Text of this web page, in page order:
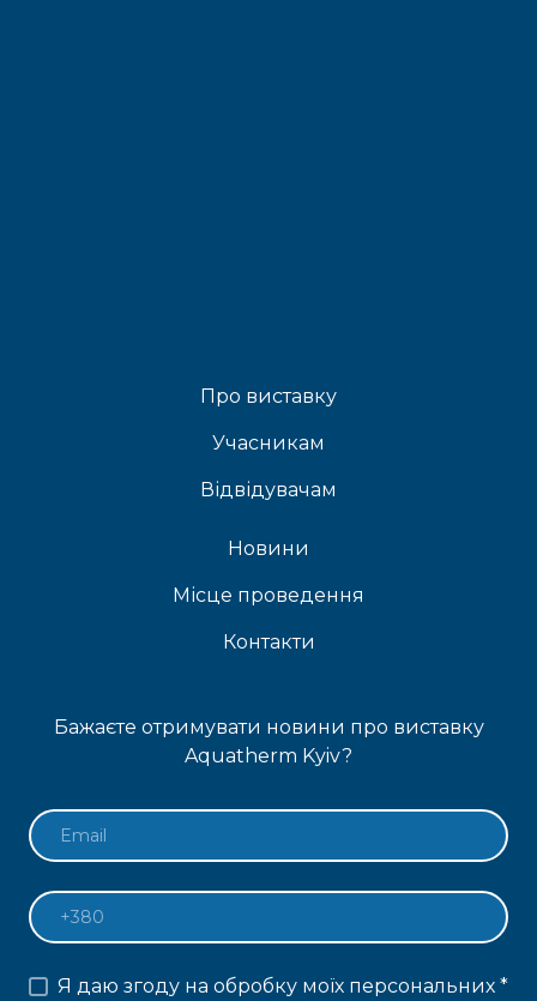
Про виставку
Учасникам
Відвідувачам
Новини
Місце проведення
Контакти
Бажаєте отримувати новини про виставку
Aquatherm Kyiv?
Я даю згоду на обробку моїх персональних *